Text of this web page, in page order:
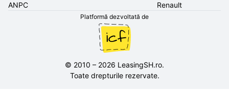
ANPC
Renault
Platformă dezvoltată de
© 2010 – 2026 LeasingSH.ro.
Toate drepturile rezervate.